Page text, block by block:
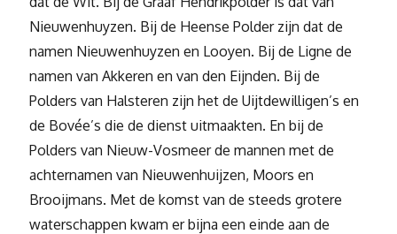
Nieuwenhuyzen. Bij de Heense Polder zijn dat de
namen Nieuwenhuyzen en Looyen. Bij de Ligne de
namen van Akkeren en van den Eijnden. Bij de
Polders van Halsteren zijn het de Uijtdewilligen’s en
de Bovée’s die de dienst uitmaakten. En bij de
Polders van Nieuw-Vosmeer de mannen met de
achternamen van Nieuwenhuijzen, Moors en
Brooijmans. Met de komst van de steeds grotere
waterschappen kwam er bijna een einde aan de